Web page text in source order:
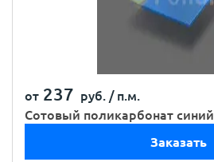
от 237 руб. / п.м.
Сотовый поликарбонат синий
Заказать